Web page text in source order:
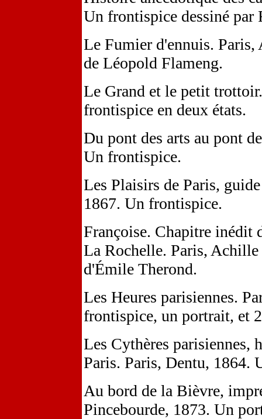
Un frontispice dessiné par
Le Fumier d'ennuis.
de Léopold Flameng.
Le Grand et le petit
frontispice en deux états.
Du pont des arts au pont
Un frontispice.
Les Plaisirs de Paris,
1867. Un frontispice.
Françoise. Chapitre inédit
La Rochelle. Paris,
d'Émile Therond.
Les Heures parisiennes.
frontispice, un portrait, et
Les Cythères parisiennes,
Paris. Paris, Dentu, 1864.
Au bord de la Bièvre,
Pincebourde, 1873. Un